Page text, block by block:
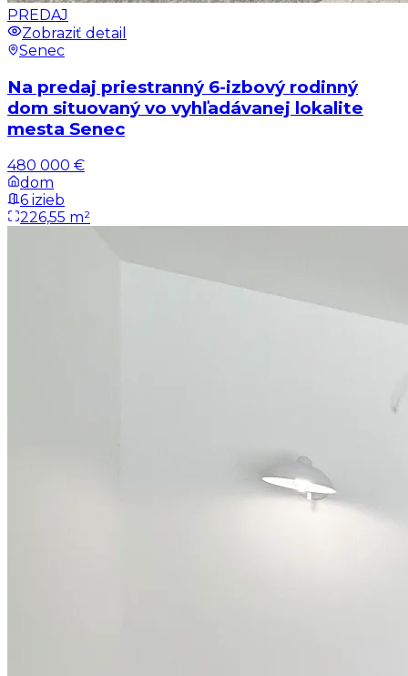
PREDAJ
Zobraziť detail
Senec
Na predaj priestranný 6-izbový rodinný
dom situovaný vo vyhľadávanej lokalite
mesta Senec
480 000 €
dom
6 izieb
226,55 m²